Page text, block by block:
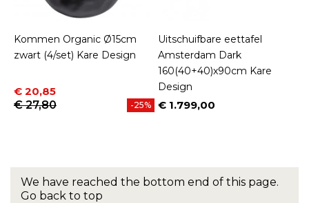
Kommen Organic Ø15cm
zwart (4/set) Kare Design
Prijs
€ 20,85
Normale prijs
€ 27,80
-25%
Uitschuifbare eettafel
Amsterdam Dark
160(40+40)x90cm Kare
Design
Prijs
€ 1.799,00
We have reached the bottom end of this page.
Go back to top